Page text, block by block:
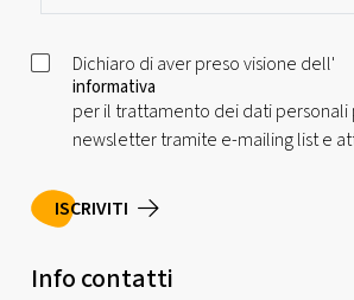
Dichiaro di aver preso visione dell'
informativa
per il trattamento dei dati personali
newsletter tramite e-mailing list e
ISCRIVITI
Info contatti